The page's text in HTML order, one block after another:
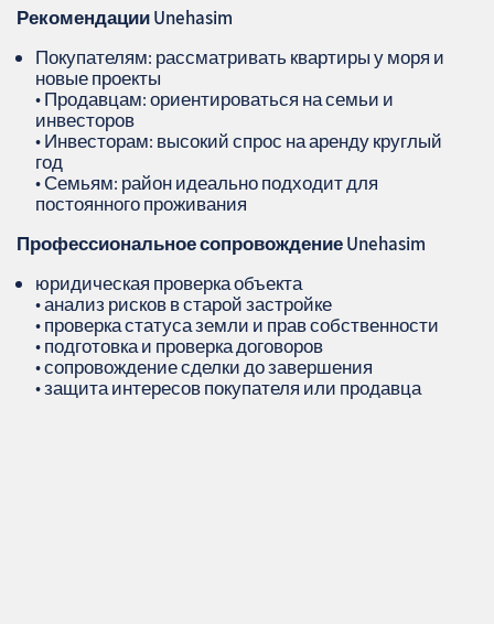
РекомендацииUnehasim
Покупателям: рассматривать квартиры у моря и
новые проекты
• Продавцам: ориентироваться на семьи и
инвесторов
• Инвесторам: высокий спрос на аренду круглый
год
• Семьям: район идеально подходит для
постоянного проживания
Профессиональное сопровождениеUnehasim
юридическая проверка объекта
• анализ рисков в старой застройке
• проверка статуса земли и прав собственности
• подготовка и проверка договоров
• сопровождение сделки до завершения
• защита интересов покупателя или продавца